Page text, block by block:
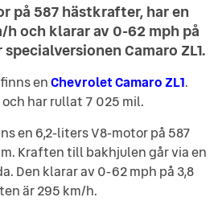
på 587 hästkrafter, har en
och klarar av 0-62 mph på
Camaro ZL1.
finns enChevrolet Camaro ZL1.
har rullat 7 025 mil.
en 6,2-liters V8-motor på 587
Kraften till bakhjulen går via en
Den klarar av 0-62 mph på 3,8
är 295 km/h.